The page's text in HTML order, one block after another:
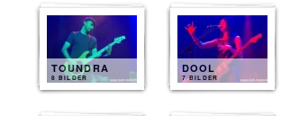
TOUNDRA
8 BILDER
DOOL
7 BILDER